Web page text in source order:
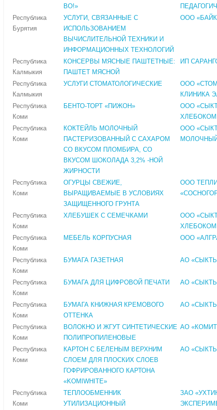
ВО!»
Республика
Бурятия
УСЛУГИ, СВЯЗАННЫЕ С
ИСПОЛЬЗОВАНИЕМ
ВЫЧИСЛИТЕЛЬНОЙ ТЕХНИКИ И
ИНФОРМАЦИОННЫХ ТЕХНОЛОГИЙ
ООО
Республика
Калмыкия
КОНСЕРВЫ МЯСНЫЕ ПАШТЕТНЫЕ:
ПАШТЕТ МЯСНОЙ
ИП
Республика
Калмыкия
УСЛУГИ СТОМАТОЛОГИЧЕСКИЕ
ООО
КЛИНИКА
Республика
Коми
БЕНТО-ТОРТ «ПИЖОН»
ООО
Республика
Коми
КОКТЕЙЛЬ МОЛОЧНЫЙ
ПАСТЕРИЗОВАННЫЙ С САХАРОМ
СО ВКУСОМ ПЛОМБИРА, СО
ВКУСОМ ШОКОЛАДА 3,2% -НОЙ
ЖИРНОСТИ
ООО
Республика
Коми
ОГУРЦЫ СВЕЖИЕ,
ВЫРАЩИВАЕМЫЕ В УСЛОВИЯХ
ЗАЩИЩЕННОГО ГРУНТА
ООО
Республика
Коми
ХЛЕБУШЕК С СЕМЕЧКАМИ
ООО
Республика
Коми
МЕБЕЛЬ КОРПУСНАЯ ООО
Республика
Коми
БУМАГА ГАЗЕТНАЯ АО
Республика
Коми
БУМАГА ДЛЯ ЦИФРОВОЙ ПЕЧАТИ АО
Республика
Коми
БУМАГА КНИЖНАЯ КРЕМОВОГО
ОТТЕНКА
АО
Республика
Коми
ВОЛОКНО И ЖГУТ СИНТЕТИЧЕСКИЕ
ПОЛИПРОПИЛЕНОВЫЕ
АО
Республика
Коми
КАРТОН С БЕЛЕНЫМ ВЕРХНИМ
СЛОЕМ ДЛЯ ПЛОСКИХ СЛОЕВ
ГОФРИРОВАННОГО КАРТОНА
«KOMIWHITE»
АО
Республика
Коми
ТЕПЛООБМЕННИК
УТИЛИЗАЦИОННЫЙ
ЗАО